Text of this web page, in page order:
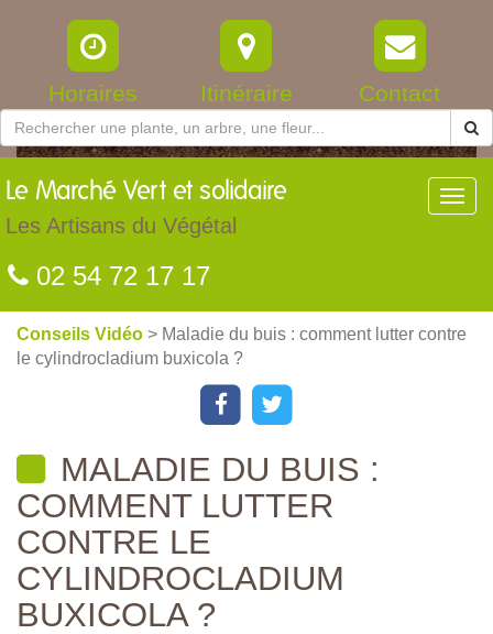
Horaires Itinéraire Contact
Le Marché Vert et solidaire
Les Artisans du Végétal
02 54 72 17 17
Conseils Vidéo > Maladie du buis : comment lutter contre
le cylindrocladium buxicola ?
MALADIE DU BUIS :
COMMENT LUTTER
CONTRE LE
CYLINDROCLADIUM
BUXICOLA ?